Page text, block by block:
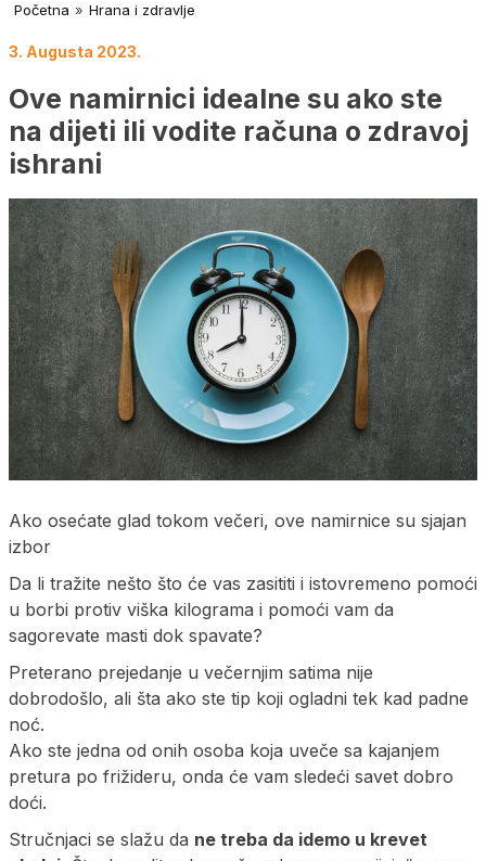
Početna » Hrana i zdravlje
3. Augusta 2023.
Ove namirnici idealne su ako ste
na dijeti ili vodite računa o zdravoj
ishrani
Ako osećate glad tokom večeri, ove namirnice su sjajan
izbor
Da li tražite nešto što će vas zasititi i istovremeno pomoći
u borbi protiv viška kilograma i pomoći vam da
sagorevate masti dok spavate?
Preterano prejedanje u večernjim satima nije
dobrodošlo, ali šta ako ste tip koji ogladni tek kad padne
noć.
Ako ste jedna od onih osoba koja uveče sa kajanjem
pretura po frižideru, onda će vam sledeći savet dobro
doći.
Stručnjaci se slažu da ne treba da idemo u krevet